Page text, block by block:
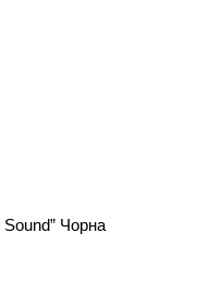
Чорна